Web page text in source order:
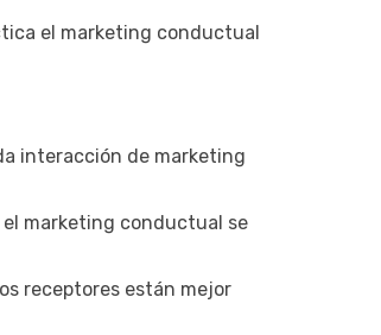
el marketing conductual
interacción de marketing
marketing conductual se
receptores están mejor